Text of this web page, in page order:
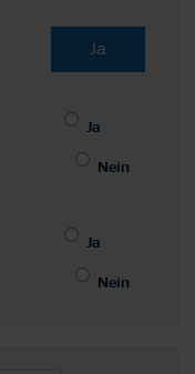
Ja
Ja
Nein
Ja
Nein